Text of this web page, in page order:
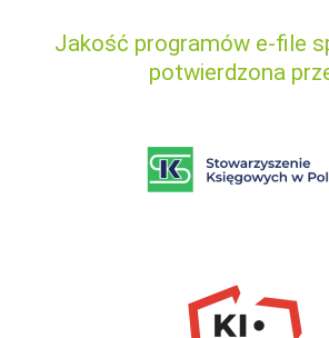
Jakość programów e-file
potwierdzona